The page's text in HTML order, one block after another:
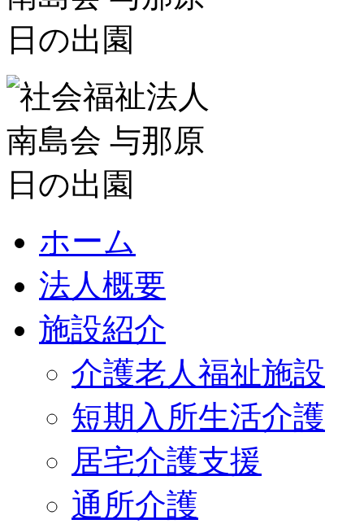
ホーム
法人概要
施設紹介
介護老人福祉施設
短期入所生活介護
居宅介護支援
通所介護